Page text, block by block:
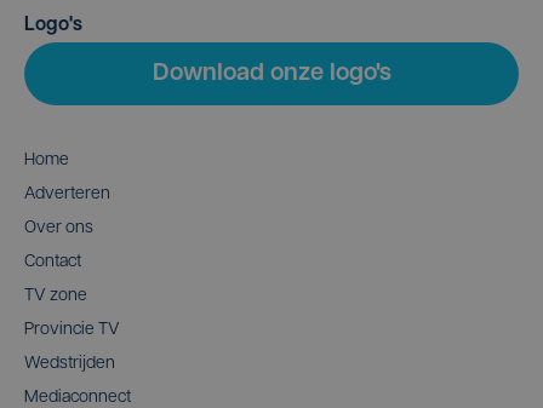
Logo's
Download onze logo's
Home
Adverteren
Over ons
Contact
TV zone
Provincie TV
Wedstrijden
Mediaconnect